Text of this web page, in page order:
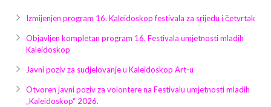
Video 2018
Galerija 2017
Galerija 2018
Galerija 2019
Izmijenjen program 16. Kaleidoskop festivala za srijedu i četvrtak
Objavljen kompletan program 16. Festivala umjetnosti mladih
Kaleidoskop
Javni poziv za sudjelovanje u Kaleidoskop Art-u
Otvoren javni poziv za volontere na Festivalu umjetnosti mladih
„Kaleidoskop“ 2026.